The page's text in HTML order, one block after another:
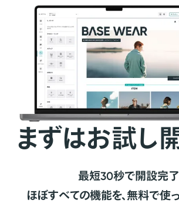
まずはお試し
最短30秒で開設完了
ほぼすべての機能を、無料で使